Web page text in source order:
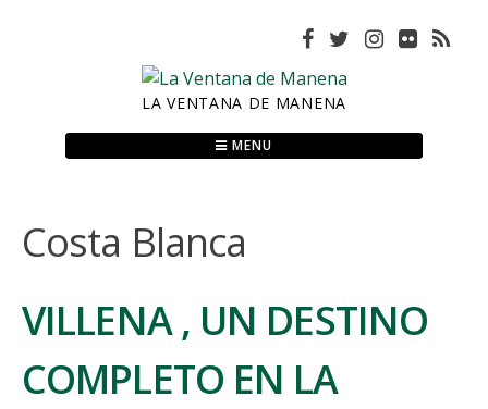
LA VENTANA DE MANENA
MENU
Costa Blanca
VILLENA , UN DESTINO
COMPLETO EN LA